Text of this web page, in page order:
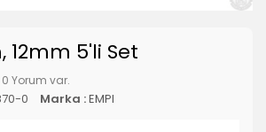
12mm 5'li Set
Yorum var.
0 Marka :EMPI